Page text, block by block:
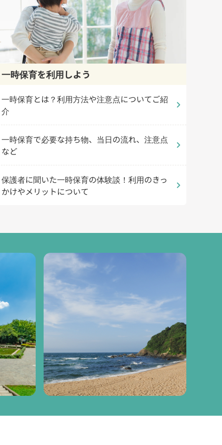
一時保育を利用しよう
一時保育とは？利用方法や注意点についてご紹
介
chevron_right
一時保育で必要な持ち物、当日の流れ、注意点
など
chevron_right
保護者に聞いた一時保育の体験談！利用のきっ
かけやメリットについて
chevron_right
世田谷区